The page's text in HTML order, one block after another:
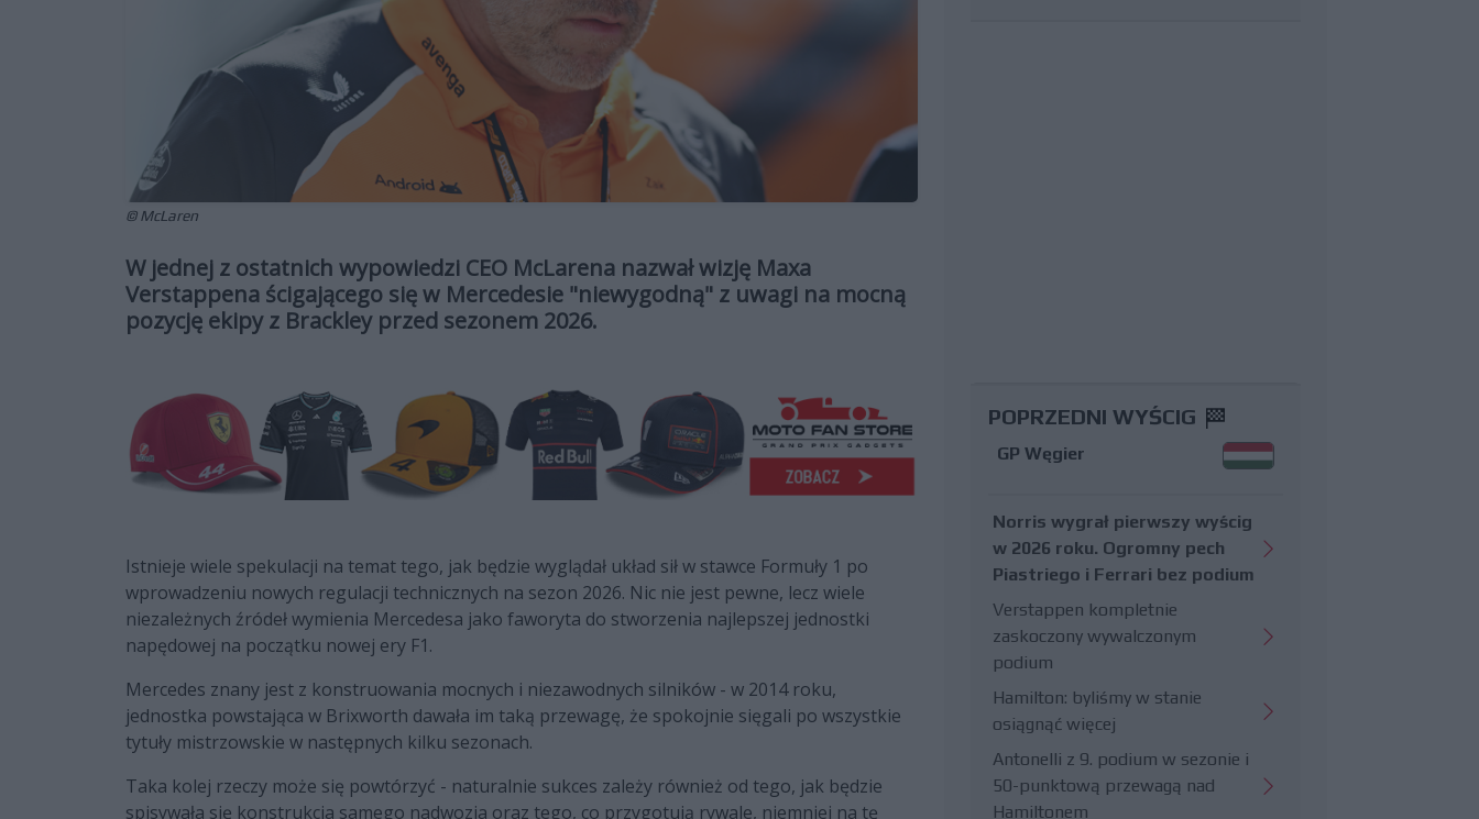
© McLaren
W jednej z ostatnich wypowiedzi CEO McLarena nazwał wizję Maxa
Verstappena ścigającego się w Mercedesie "niewygodną" z uwagi na mocną
pozycję ekipy z Brackley przed sezonem 2026.
Istnieje wiele spekulacji na temat tego, jak będzie wyglądał układ sił w stawce Formuły 1 po
wprowadzeniu nowych regulacji technicznych na sezon 2026. Nic nie jest pewne, lecz wiele
niezależnych źródeł wymienia Mercedesa jako faworyta do stworzenia najlepszej jednostki
napędowej na początku nowej ery F1.
Mercedes znany jest z konstruowania mocnych i niezawodnych silników - w 2014 roku,
jednostka powstająca w Brixworth dawała im taką przewagę, że spokojnie sięgali po wszystkie
tytuły mistrzowskie w następnych kilku sezonach.
Taka kolej rzeczy może się powtórzyć - naturalnie sukces zależy również od tego, jak będzie
spisywała się konstrukcja samego nadwozia oraz tego, co przygotują rywale, niemniej na tę
POPRZEDNI WYŚCIG
GP Węgier
Norris wygrał pierwszy wyścig
w 2026 roku. Ogromny pech
Piastriego i Ferrari bez podium
Verstappen kompletnie
zaskoczony wywalczonym
podium
Hamilton: byliśmy w stanie
osiągnąć więcej
Antonelli z 9. podium w sezonie i
50-punktową przewagą nad
Hamiltonem